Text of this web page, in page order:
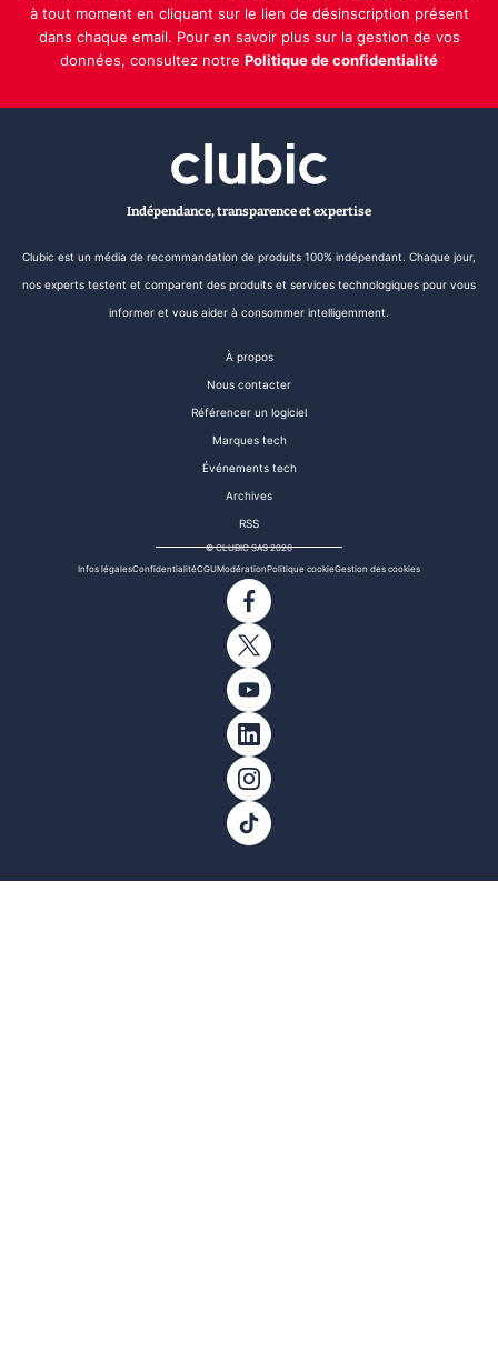
à tout moment en cliquant sur le lien de désinscription présent
dans chaque email. Pour en savoir plus sur la gestion de vos
données, consultez notre Politique de confidentialité
Indépendance, transparence et expertise
Clubic est un média de recommandation de produits 100% indépendant. Chaque jour,
nos experts testent et comparent des produits et services technologiques pour vous
informer et vous aider à consommer intelligemment.
À propos
Nous contacter
Référencer un logiciel
Marques tech
Événements tech
Archives
RSS
© CLUBIC SAS 2026
Infos légalesConfidentialitéCGUModération Politique cookieGestion des cookies